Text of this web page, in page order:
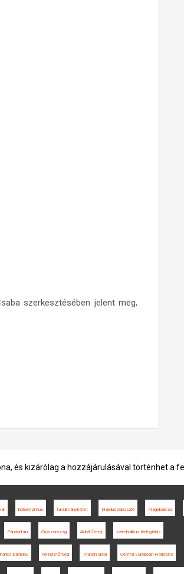
szerkesztésében jelent meg,
és kizárólag a hozzájárulásával történhet a
bolsevizmus tanulmánykötet Hajdúszoboszló Nagybarcsa
Pándorfalu Oroszország Adolf Černý szimbolikus térfoglalás
Daniélou nemzetőrség Trianon arcai Central European Horizons